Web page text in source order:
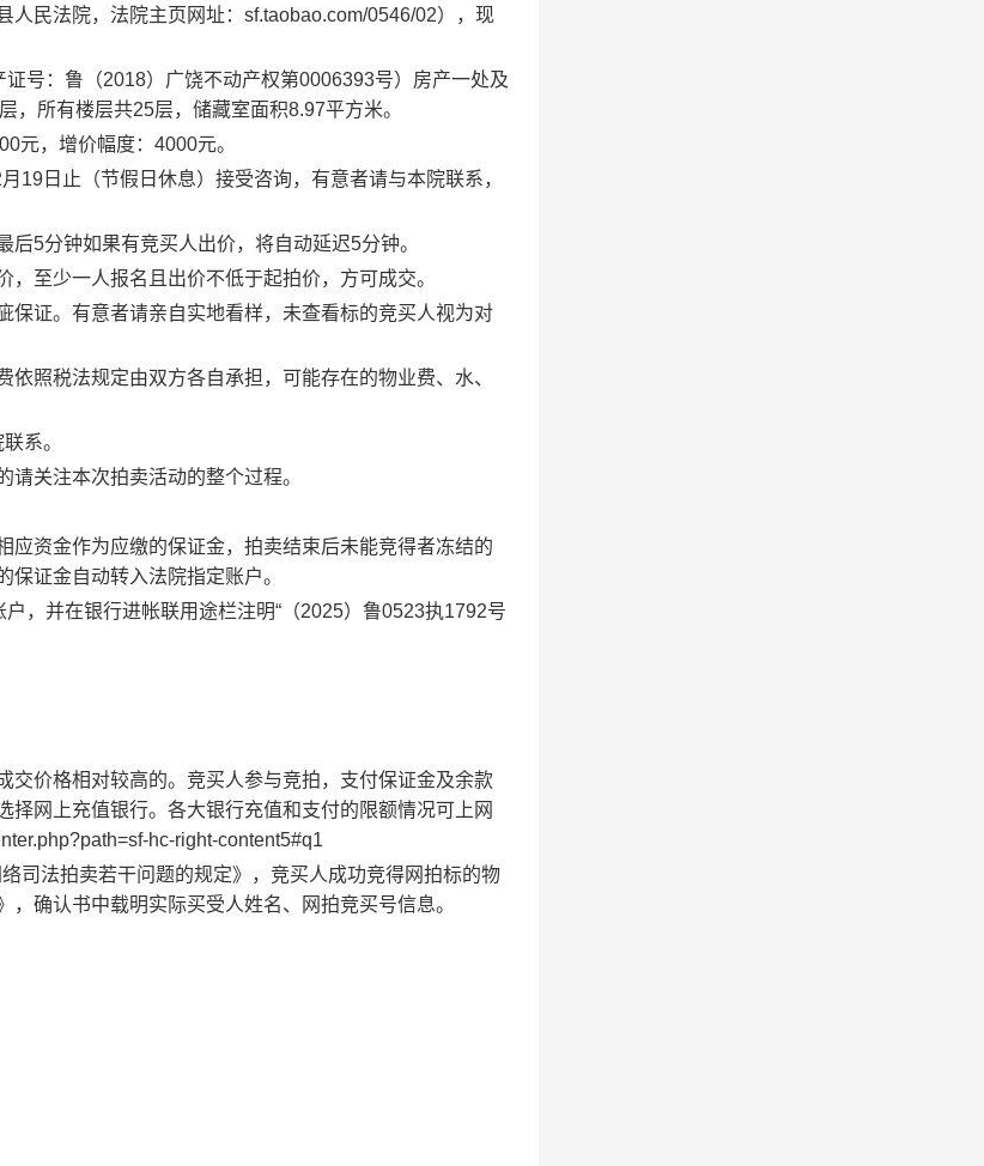
民法院，法院主页网址： sf.taobao.com/0546/02），现
号：鲁（2018）广饶不动产权第0006393号）房产一处及
层，所有楼层共25层，储藏室面积8.97平方米。
元，增价幅度： 4000元。
月 19 日 止（节假日休息）接受咨询，有意者请与本院联系，
后5分钟如果有竞买人出价，将自动延迟5分钟。
至少一人报名且出价不低于起拍价，方可成交。
保证。有意者请亲自实地看样，未查看标的竞买人视为对
照税法规定由双方各自承担，可能存在的物业费、水、
系。
关注本次拍卖活动的整个过程。
资金作为应缴的保证金，拍卖结束后未能竞得者冻结的
证金自动转入法院指定账户。
，并在银行进帐联用途栏注明“ （2025）鲁0523执1792号
价格相对较高的。竞买人参与竞拍，支付保证金及余款
网上充值银行。各大银行充值和支付的限额情况可上网
hc-right-content5#q1
司法拍卖若干问题的规定》，竞买人成功竞得网拍标的物
确认书中载明实际买受人姓名、网拍竞买号信息。